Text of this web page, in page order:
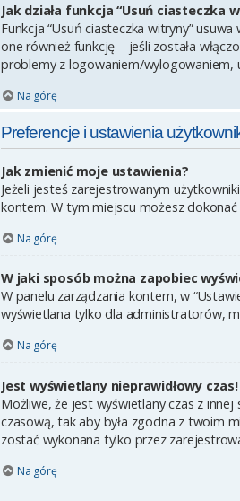
Jak działa funkcja “Usuń ciasteczka
Funkcja “Usuń ciasteczka witryny”
one również funkcję – jeśli została
problemy z logowaniem/wylogowaniem,
Na górę
Preferencje i ustawienia
Jak zmienić moje ustawienia?
Jeżeli jesteś zarejestrowanym
kontem. W tym miejscu możesz
Na górę
W jaki sposób można zapobiec
W panelu zarządzania kontem, w
wyświetlana tylko dla administratorów,
Na górę
Jest wyświetlany nieprawidłowy czas!
Możliwe, że jest wyświetlany czas z
czasową, tak aby była zgodna z twoim
zostać wykonana tylko przez
Na górę